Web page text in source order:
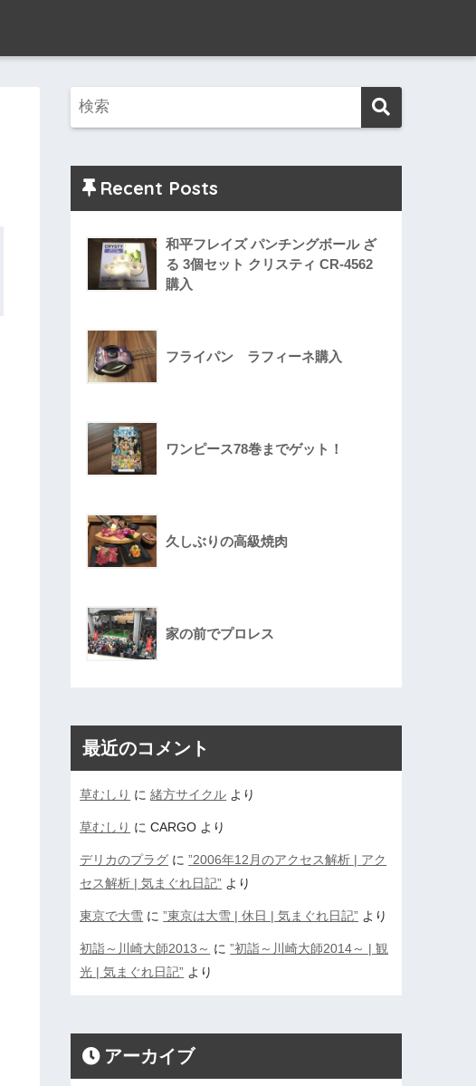
Recent Posts
和平フレイズ パンチングボール ざ
る 3個セット クリスティ CR-4562
購入
フライパン ラフィーネ購入
ワンピース78巻までゲット！
久しぶりの高級焼肉
家の前でプロレス
最近のコメント
草むしり に緒方サイクル より
草むしり にCARGO より
デリカのプラグ に”2006年12月のアクセス解析 | アク
セス解析 | 気まぐれ日記” より
東京で大雪 に”東京は大雪 | 休日 | 気まぐれ日記” より
初詣～川崎大師2013～ に”初詣～川崎大師2014～ | 観
光 | 気まぐれ日記” より
アーカイブ